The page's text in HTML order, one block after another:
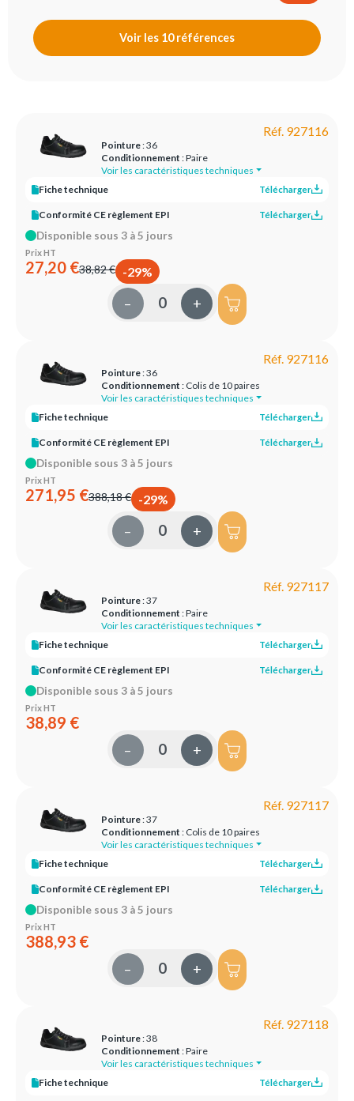
Voir les 10 références
Réf. 927116
Pointure: 36
Conditionnement : Paire
Voir les caractéristiques techniques
Fiche technique
Télécharger
Conformité CE règlement EPI Télécharger
Disponible sous 3 à 5 jours
Prix HT
27,20 €38,82 € -29%
– +
Réf. 927116
Pointure: 36
Conditionnement : Colis de 10 paires
Voir les caractéristiques techniques
Fiche technique
Télécharger
Conformité CE règlement EPI Télécharger
Disponible sous 3 à 5 jours
Prix HT
271,95 €388,18 € -29%
– +
Réf. 927117
Pointure: 37
Conditionnement : Paire
Voir les caractéristiques techniques
Fiche technique
Télécharger
Conformité CE règlement EPI Télécharger
Disponible sous 3 à 5 jours
Prix HT
38,89 €
– +
Réf. 927117
Pointure: 37
Conditionnement : Colis de 10 paires
Voir les caractéristiques techniques
Fiche technique
Télécharger
Conformité CE règlement EPI Télécharger
Disponible sous 3 à 5 jours
Prix HT
388,93 €
– +
Réf. 927118
Pointure: 38
Conditionnement : Paire
Voir les caractéristiques techniques
Fiche technique
Télécharger